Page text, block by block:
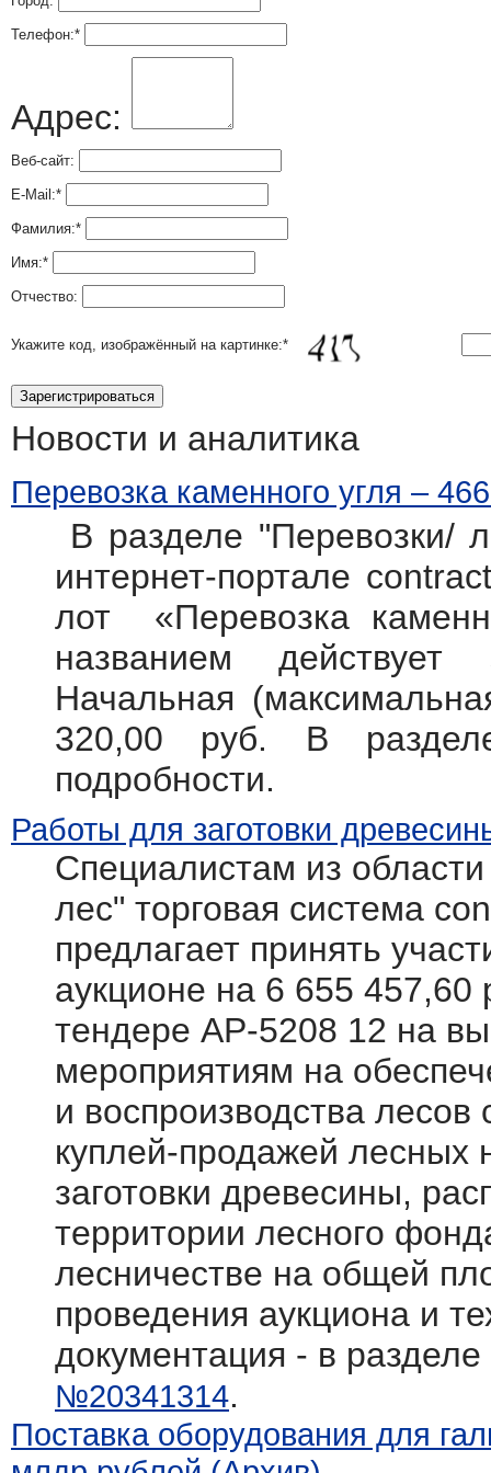
Телефон:*
Адрес:
Веб-сайт:
E-Mail:*
Фамилия:*
Имя:*
Отчество:
Укажите код, изображённый на картинке:*
Новости и аналитика
Перевозка каменного угля –
В разделе "Перевозки/
интернет-портале
лот «Перевозка
названием
Начальная
320,00 руб. В
подробности.
Работы для заготовки
Специалистам из
лес" торговая система
предлагает принять
аукционе на 6 655 457,60
тендере АР-5208 12 на
мероприятиям на
и воспроизводства
куплей-продажей лесных
заготовки древесины,
территории лесного
лесничестве на общей
проведения аукциона и
документация - в
№20341314.
Поставка оборудования для